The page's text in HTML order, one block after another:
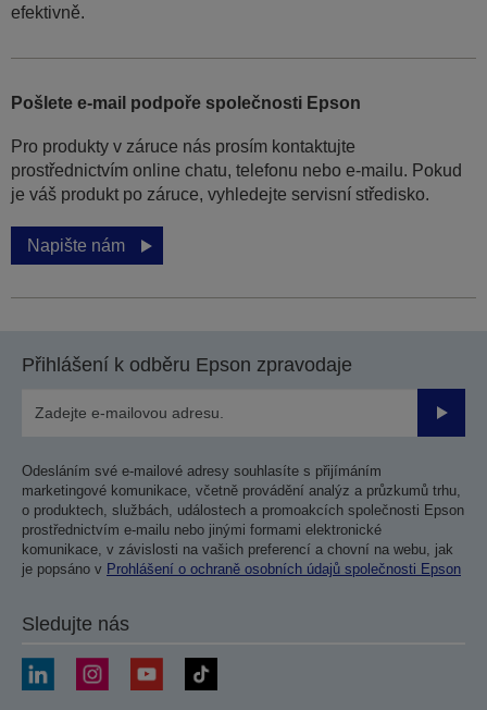
efektivně.
Pošlete e-mail podpoře společnosti Epson
Pro produkty v záruce nás prosím kontaktujte
prostřednictvím online chatu, telefonu nebo e-mailu. Pokud
je váš produkt po záruce, vyhledejte servisní středisko.
Napište nám
Přihlášení k odběru Epson zpravodaje
Odesláním své e-mailové adresy souhlasíte s přijímáním
marketingové komunikace, včetně provádění analýz a průzkumů trhu,
o produktech, službách, událostech a promoakcích společnosti Epson
prostřednictvím e-mailu nebo jinými formami elektronické
komunikace, v závislosti na vašich preferencí a chovní na webu, jak
je popsáno v Prohlášení o ochraně osobních údajů společnosti Epson
Sledujte nás